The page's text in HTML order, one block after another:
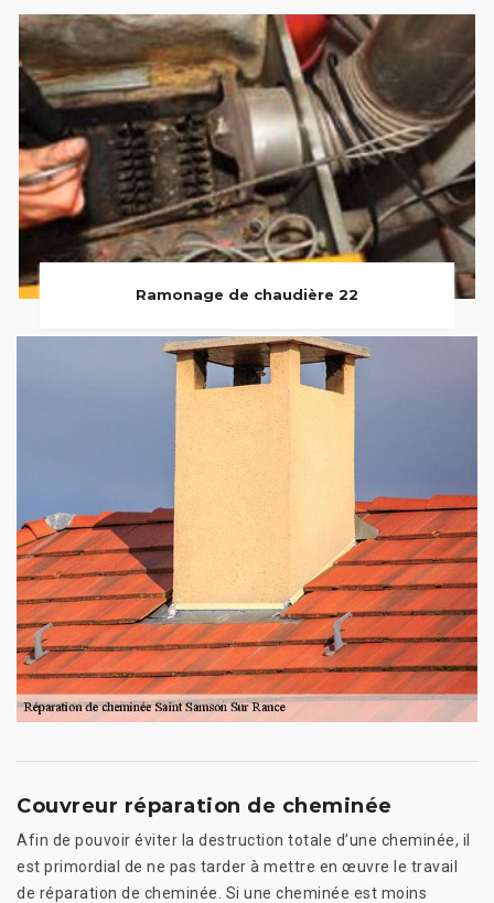
Ramonage de chaudière 22
Couvreur réparation de cheminée
Afin de pouvoir éviter la destruction totale d’une cheminée, il
est primordial de ne pas tarder à mettre en œuvre le travail
de réparation de cheminée. Si une cheminée est moins